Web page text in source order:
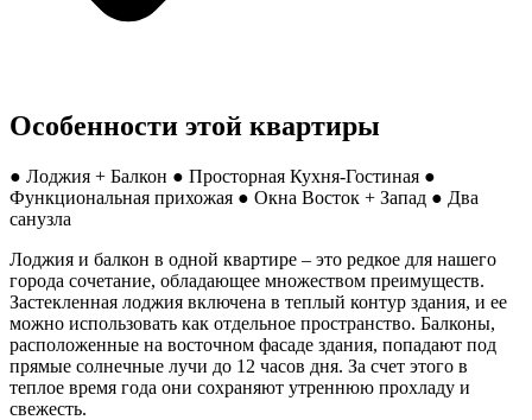
Особенности этой квартиры
● Лоджия + Балкон ● Просторная Кухня-Гостиная ●
Функциональная прихожая ● Окна Восток + Запад ● Два
санузла
Лоджия и балкон в одной квартире – это редкое для нашего
города сочетание, обладающее множеством преимуществ.
Застекленная лоджия включена в теплый контур здания, и ее
можно использовать как отдельное пространство. Балконы,
расположенные на восточном фасаде здания, попадают под
прямые солнечные лучи до 12 часов дня. За счет этого в
теплое время года они сохраняют утреннюю прохладу и
свежесть.